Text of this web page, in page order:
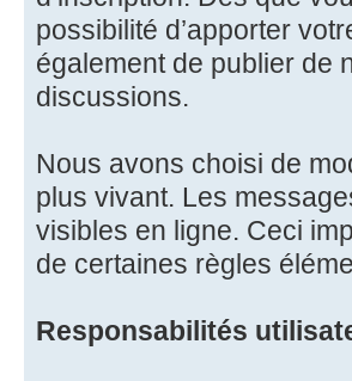
possibilité d’apporter
également de publier de
discussions.
Nous avons choisi de
plus vivant. Les
visibles en ligne. Ceci
de certaines règles
Responsabilités